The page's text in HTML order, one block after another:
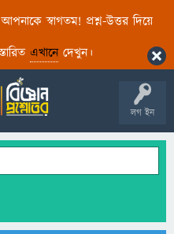
আপনাকে স্বাগতম! প্রশ্ন-উত্তর দিয়ে
এখানেদেখুন।
লগ ইন